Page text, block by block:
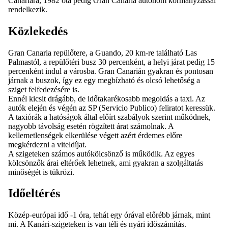
rendelkezik.
Közlekedés
Gran Canaria repülőtere, a Guando, 20 km-re található Las
Palmastól, a repülőtéri busz 30 percenként, a helyi járat pedig 15
percenként indul a városba. Gran Canarián gyakran és pontosan
járnak a buszok, így ez egy megbízható és olcsó lehetőség a
sziget felfedezésére is.
Ennél kicsit drágább, de időtakarékosabb megoldás a taxi. Az
autók elején és végén az SP (Servicio Publico) feliratot keressük.
A taxiórák a hatóságok által előírt szabályok szerint működnek,
nagyobb távolság esetén rögzített árat számolnak. A
kellemetlenségek elkerülése végett azért érdemes előre
megkérdezni a viteldíjat.
A szigeteken számos autókölcsönző is működik. Az egyes
kölcsönzők árai eltérőek lehetnek, ami gyakran a szolgáltatás
minőségét is tükrözi.
Időeltérés
Közép-európai idő -1 óra, tehát egy órával előrébb járnak, mint
mi. A Kanári-szigeteken is van téli és nyári időszámítás.